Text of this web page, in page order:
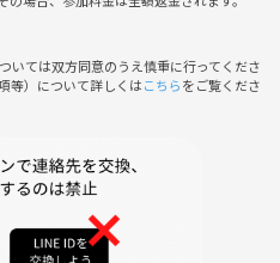
いては双方同意のうえ慎重に行ってくださ
等）について詳しくはこちらをご覧くださ